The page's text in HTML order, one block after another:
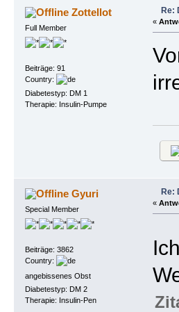
Zottellot
Full Member
Beiträge: 91
Country:
Diabetestyp: DM 1
Therapie: Insulin-Pumpe
Re:
«
Gyuri
Special Member
Beiträge: 3862
Country:
angebissenes Obst
Diabetestyp: DM 2
Therapie: Insulin-Pen
Re:
«